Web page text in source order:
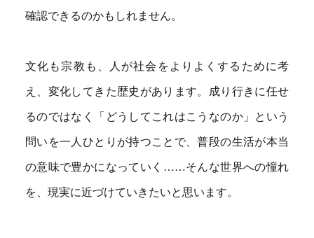
確認できるのかもしれません。
文化も宗教も、人が社会をよりよくするために考
え、変化してきた歴史があります。成り行きに任せ
るのではなく「どうしてこれはこうなのか」という
問いを一人ひとりが持つことで、普段の生活が本当
の意味で豊かになっていく……そんな世界への憧れ
を、現実に近づけていきたいと思います。